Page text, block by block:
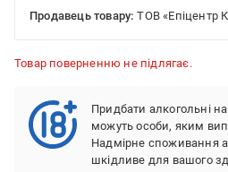
Продавець товару: ТОВ «Епіцентр
Товар поверненню не підлягає.
Придбати алкогольні
можуть особи, яким
Надмірне споживання
шкідливе для вашого